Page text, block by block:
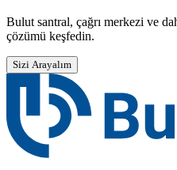
Bulut santral, çağrı merkezi ve
çözümü keşfedin.
Sizi Arayalım